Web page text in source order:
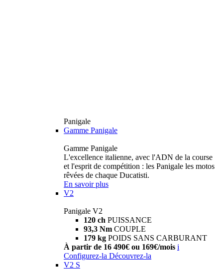
Panigale
Gamme Panigale
Gamme Panigale
L'excellence italienne, avec l'ADN de la course
et l'esprit de compétition : les Panigale les motos
rêvées de chaque Ducatisti.
En savoir plus
V2
Panigale V2
120 ch PUISSANCE
93,3 Nm COUPLE
179 kg POIDS SANS CARBURANT
À partir de 16 490€ ou 169€/mois i
Configurez-la Découvrez-la
V2 S